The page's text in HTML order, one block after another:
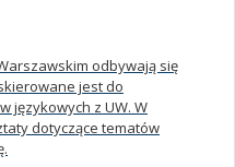
odbywają się
jest do
językowych z UW. W
dotyczące tematów